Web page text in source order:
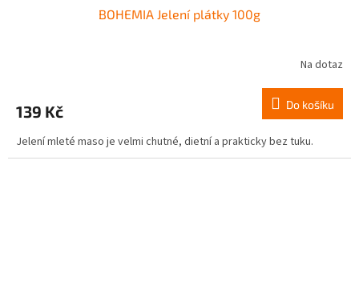
BOHEMIA Jelení plátky 100g
Na dotaz
139 Kč Do košíku
Jelení mleté maso je velmi chutné, dietní a prakticky bez tuku.